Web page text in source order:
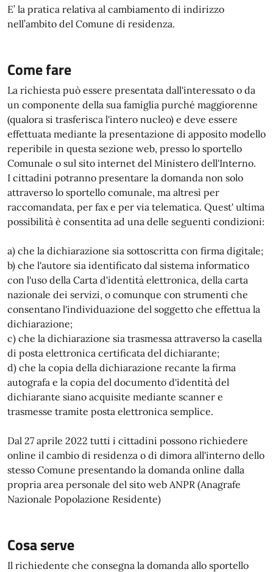
E’ la pratica relativa al cambiamento di indirizzo
nell’ambito del Comune di residenza.
Come fare
La richiesta può essere presentata dall'interessato o da
un componente della sua famiglia purché maggiorenne
(qualora si trasferisca l'intero nucleo) e deve essere
effettuata mediante la presentazione di apposito modello
reperibile in questa sezione web, presso lo sportello
Comunale o sul sito internet del Ministero dell'Interno.
I cittadini potranno presentare la domanda non solo
attraverso lo sportello comunale, ma altresì per
raccomandata, per fax e per via telematica. Quest' ultima
possibilità è consentita ad una delle seguenti condizioni:
a) che la dichiarazione sia sottoscritta con firma digitale;
b) che l'autore sia identificato dal sistema informatico
con l'uso della Carta d'identità elettronica, della carta
nazionale dei servizi, o comunque con strumenti che
consentano l'individuazione del soggetto che effettua la
dichiarazione;
c) che la dichiarazione sia trasmessa attraverso la casella
di posta elettronica certificata del dichiarante;
d) che la copia della dichiarazione recante la firma
autografa e la copia del documento d'identità del
dichiarante siano acquisite mediante scanner e
trasmesse tramite posta elettronica semplice.
Dal 27 aprile 2022 tutti i cittadini possono richiedere
online il cambio di residenza o di dimora all'interno dello
stesso Comune presentando la domanda online dalla
propria area personale del sito web ANPR (Anagrafe
Nazionale Popolazione Residente)
Cosa serve
Il richiedente che consegna la domanda allo sportello